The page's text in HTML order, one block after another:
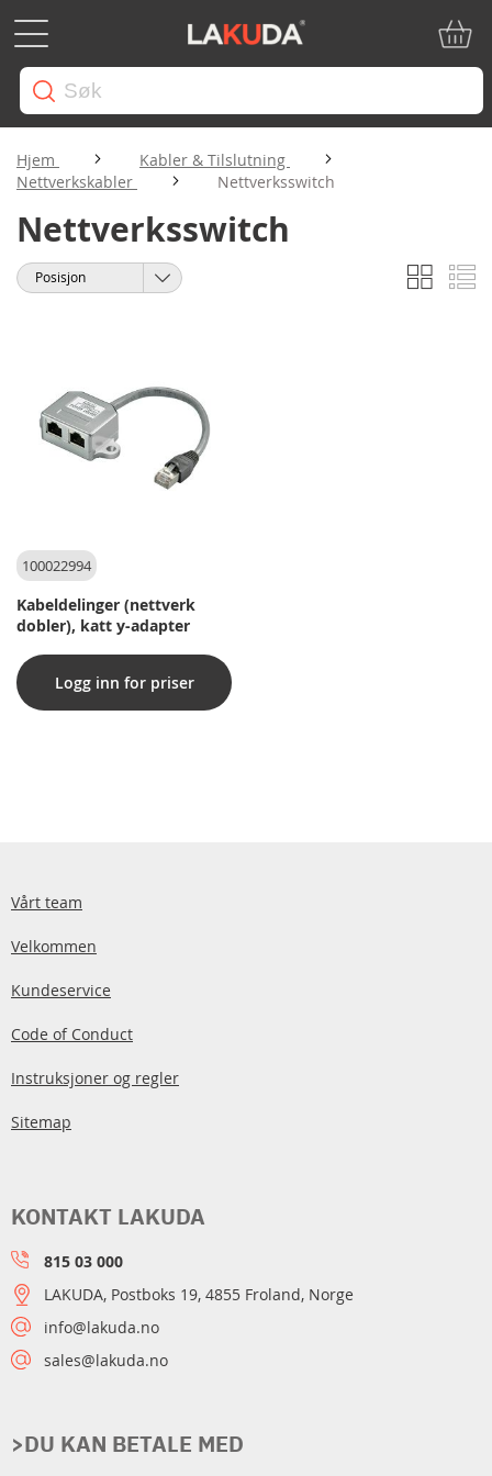
Hjem
Kabler & Tilslutning
Nettverkskabler
Nettverksswitch
Nettverksswitch
Vise
som
Sorter
100022994
Kabeldelinger (nettverk
dobler), katt y-adapter
Logg inn for priser
Vårt team
Velkommen
Kundeservice
Code of Conduct
Instruksjoner og regler
Sitemap
>DU KAN BETALE MED
KONTAKT LAKUDA
815 03 000
LAKUDA, Postboks 19, 4855 Froland, Norge
info@lakuda.no
sales@lakuda.no